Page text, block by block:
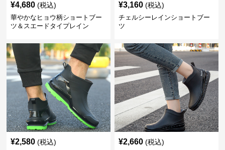
¥4,680 (税込)
華やかなヒョウ柄ショートブー
ツ＆スエードタイプレイン
¥3,160 (税込)
チェルシーレインショートブー
ツ
¥2,580 (税込) ¥2,660 (税込)